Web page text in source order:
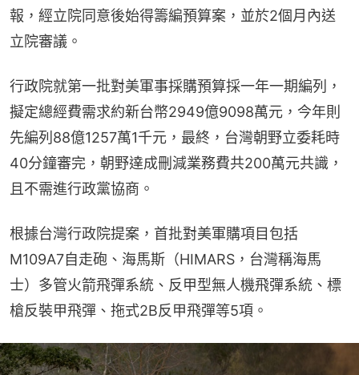
報，經立院同意後始得籌編預算案，並於2個月內送
立院審議。
行政院就第一批對美軍事採購預算採一年一期編列，
擬定總經費需求約新台幣2949億9098萬元，今年則
先編列88億1257萬1千元，最終，台灣朝野立委耗時
40分鐘審完，朝野達成刪減業務費共200萬元共識，
且不需進行政黨協商。
根據台灣行政院提案，首批對美軍購項目包括
M109A7自走砲、海馬斯（HIMARS，台灣稱海馬
士）多管火箭飛彈系統、反甲型無人機飛彈系統、標
槍反裝甲飛彈、拖式2B反甲飛彈等5項。